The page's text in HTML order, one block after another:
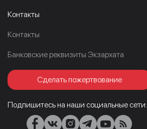
Контакты
Контакты
Банковские реквизиты Экзархата
Сделать пожертвование
Подпишитесь на наши социальные сети: